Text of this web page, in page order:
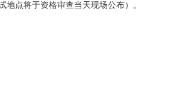
点将于资格审查当天现场公布）。